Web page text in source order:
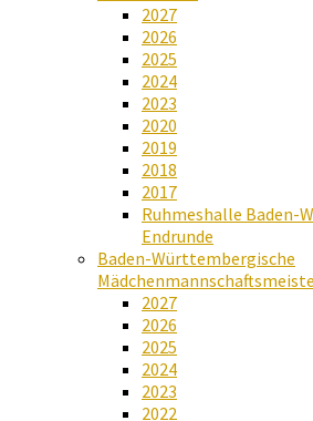
2027
2026
2025
2024
2023
2020
2019
2018
2017
Ruhmeshalle Baden-
Endrunde
Baden-Württembergische
2027
2026
2025
2024
2023
2022